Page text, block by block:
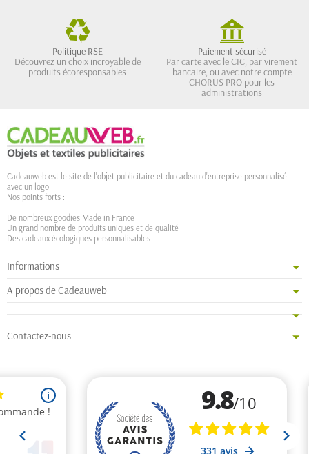
Politique RSE
Découvrez un choix incroyable de
produits écoresponsables
Paiement sécurisé
Par carte avec le CIC, par virement
bancaire, ou avec notre compte
CHORUS PRO pour les
administrations
Cadeauweb est le site de l'objet publicitaire et du cadeau d'entreprise personnalisé
avec un logo.
Nos points forts :
De nombreux goodies Made in France
Un grand nombre de produits uniques et de qualité
Des cadeaux écologiques personnalisables
Informations
A propos de Cadeauweb
Contactez-nous